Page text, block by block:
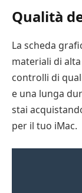
Qualità
La scheda
materiali di
controlli di
e una lunga
stai
per il tuo iMac.